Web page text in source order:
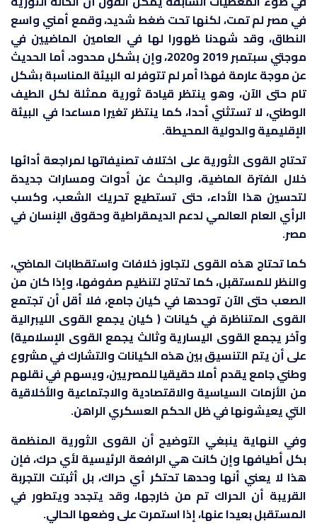
في مصر لم تمت، لكنها تحت ضغط شديد، وقمع أمني واسع
النطاق، وقد شهدنا ظهورا لها في العامين الماضيين في
موجتي سبتمبر 2019 و2020، وإن بشكل محدود، أما الحديث
عن موجة عارمة فهذا أمر لم تتوفر له البيئة المناسبة بشكل
تام حتى الآن، وهو ينتظر قيادة ثورية ممثلة لكل الطيف
الوطني، لا تستثني أحدا، كما ينتظر تغيرا مساعدا في البيئة
الإقليمية والدولية المحيطة.
تحتاج القوى الثورية على اختلاف تصنيفاتها لمراجعة أدائها
خلال الفترة الماضية، والبحث عن أدوات ومسارات جديدة
لتحسين هذا الأداء، حتى تستطيع تحريك الشعب، وكسب
الرأي العام العالمي لدعم الديمقراطية وحقوق الإنسان في
مصر.
كما تحتاج هذه القوى لتجاوز خلافات واستقطابات الماضي،
والنظر للمستقبل، كما تحتاج لتنظيم صفوفها، وإذا كان من
الصعب حتى الآن توحدها في كيان جامع، فلا أقل أن تجتمع
القوى المتناظرة في كيانات ( كيان يجمع القوى الليبرالية
وآخر يجمع القوى اليسارية وثالث يجمع القوى الإسلامية)
على أن يتم التنسيق بين هذه الكيانات والتشارك في مشروع
وطني جامع يقدم أملا حقيقيا للمصريين، ويسهم في نقلهم
من الأزمات السياسية والاقتصادية والاجتماعية والأخلاقية
التي يعيشونها في ظل الحكم العسكري الراهن.
وفي النهاية ينبغي التوضيح أن القوى الثورية المنظمة
بكل أطيافها وإن كانت هي الرافعة الرئيسية لأي حرك، فإن
هذا لا يعني أنها وحدها تحتكر أي حراك، بل أثبتت التجربة
القريبة أن الحراك تم من خارجها، وقد يتجدد ويتطور في
المستقبل بعيدا عنها، إذا استمرت على وضعها الحالي.